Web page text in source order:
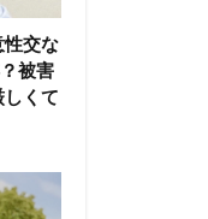
性交な
被害
くて